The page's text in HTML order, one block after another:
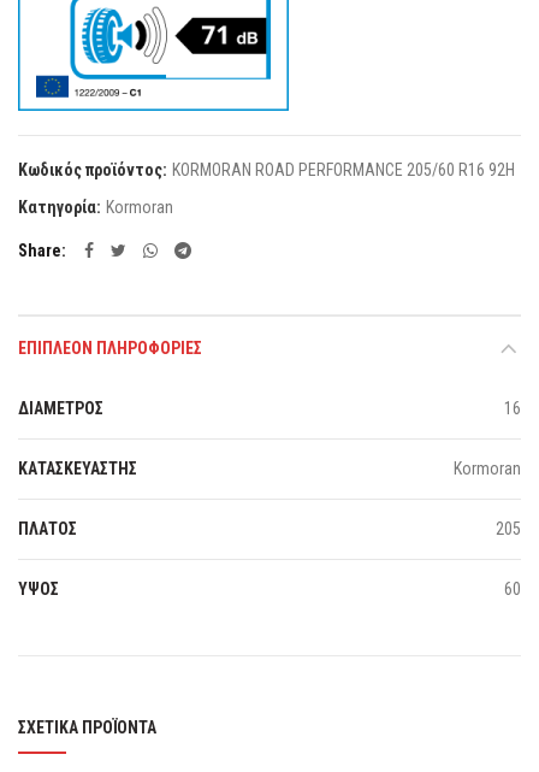
Κωδικός προϊόντος: KORMORAN ROAD PERFORMANCE 205/60 R16 92H
Κατηγορία: Kormoran
Share
ΕΠΙΠΛΈΟΝ ΠΛΗΡΟΦΟΡΊΕΣ
ΔΙΑΜΕΤΡΟΣ 16
ΚΑΤΑΣΚΕΥΑΣΤΗΣ Kormoran
ΠΛΑΤΟΣ 205
ΥΨΟΣ 60
ΣΧΕΤΙΚΆ ΠΡΟΪΌΝΤΑ